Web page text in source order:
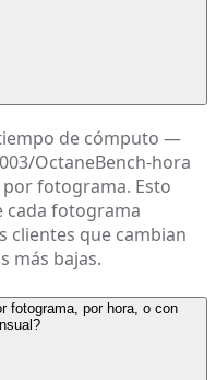
de cómputo —
OctaneBench-hora
fotograma. Esto
cada fotograma
clientes que cambian
más bajas.
fotograma, por hora, o con